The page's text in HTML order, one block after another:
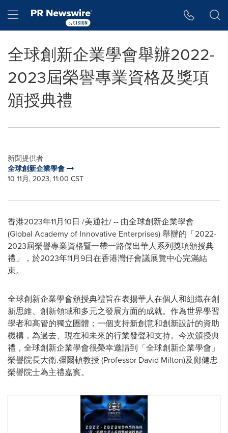
Hamburger menu
全球創新企業學會舉辦2022-
2023屆榮譽專業資格及獎項
頒授典禮
新聞提供者
全球創新企業學會
10 11月, 2023, 11:00 CST
香港2023年11月10日 /美通社/ -- 由全球創新企業學會
(Global Academy of Innovative Enterprises) 舉辦的 「2022-
2023屆榮譽專業資格暨一帶一路傑出華人系列獎項頒授典
禮」，於2023年11月9日在香港灣仔會議展覽中心完滿結
束。
全球創新企業學會頒授典禮旨在表揚華人在個人和組織在創
新思維、 創新領域和多元之發展方面的成就。作為世界學習
學者和高管的獨立團體；一個支持新創意和創新設計的資助
機構 ， 為過去、現在和未來的行業發聲和支持。今次頒授典
禮 ，全球創新企業學會很榮幸邀請到「全球創新企業學會」
榮譽院長大衛.彌爾頓教授 (Professor David Milton)及鄺健忠
榮譽院士為主禮嘉賓。